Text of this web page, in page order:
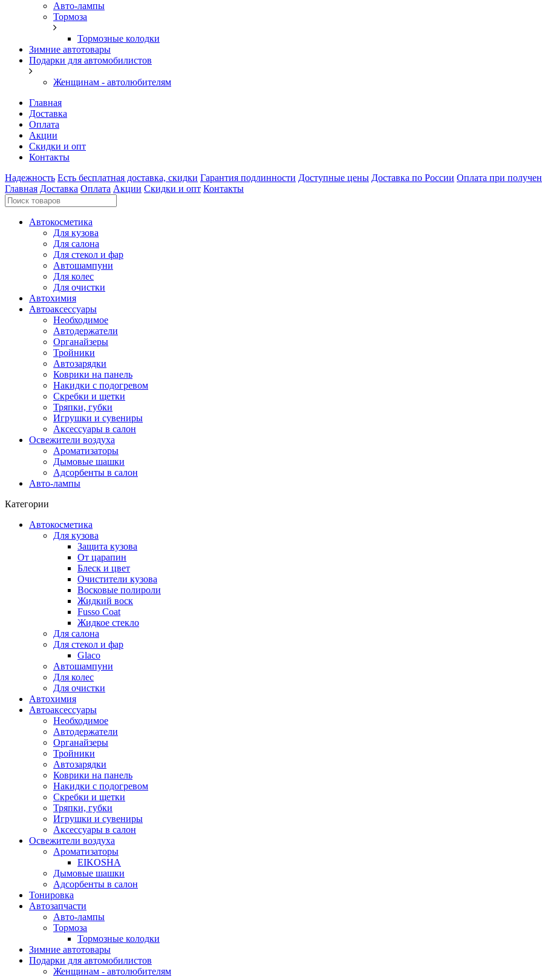
Авто-лампы
Тормоза
Тормозные колодки
Зимние автотовары
Подарки для автомобилистов
Женщинам - автолюбителям
Главная
Доставка
Оплата
Акции
Скидки и опт
Контакты
Надежность Есть бесплатная доставка, скидки Гарантия подлинности Доступные цены Доставка по России Оплата при
Главная Доставка Оплата Акции Скидки и опт Контакты
Автокосметика
Для кузова
Для салона
Для стекол и фар
Автошампуни
Для колес
Для очистки
Автохимия
Автоаксессуары
Необходимое
Автодержатели
Органайзеры
Тройники
Автозарядки
Коврики на панель
Накидки с подогревом
Скребки и щетки
Тряпки, губки
Игрушки и сувениры
Аксессуары в салон
Освежители воздуха
Ароматизаторы
Дымовые шашки
Адсорбенты в салон
Авто-лампы
Категории
Автокосметика
Для кузова
Защита кузова
От царапин
Блеск и цвет
Очистители кузова
Восковые полироли
Жидкий воск
Fusso Coat
Жидкое стекло
Для салона
Для стекол и фар
Glaco
Автошампуни
Для колес
Для очистки
Автохимия
Автоаксессуары
Необходимое
Автодержатели
Органайзеры
Тройники
Автозарядки
Коврики на панель
Накидки с подогревом
Скребки и щетки
Тряпки, губки
Игрушки и сувениры
Аксессуары в салон
Освежители воздуха
Ароматизаторы
EIKOSHA
Дымовые шашки
Адсорбенты в салон
Тонировка
Автозапчасти
Авто-лампы
Тормоза
Тормозные колодки
Зимние автотовары
Подарки для автомобилистов
Женщинам - автолюбителям